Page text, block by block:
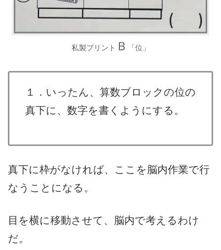
私製プリント Ｂ 「位」
１．いったん、算数ブロックの位の
真下に、数字を書くようにする。
真下に枠がなければ、ここを脳内作業で行
なうことになる。
目を横に移動させて、脳内で考えるわけ
だ。